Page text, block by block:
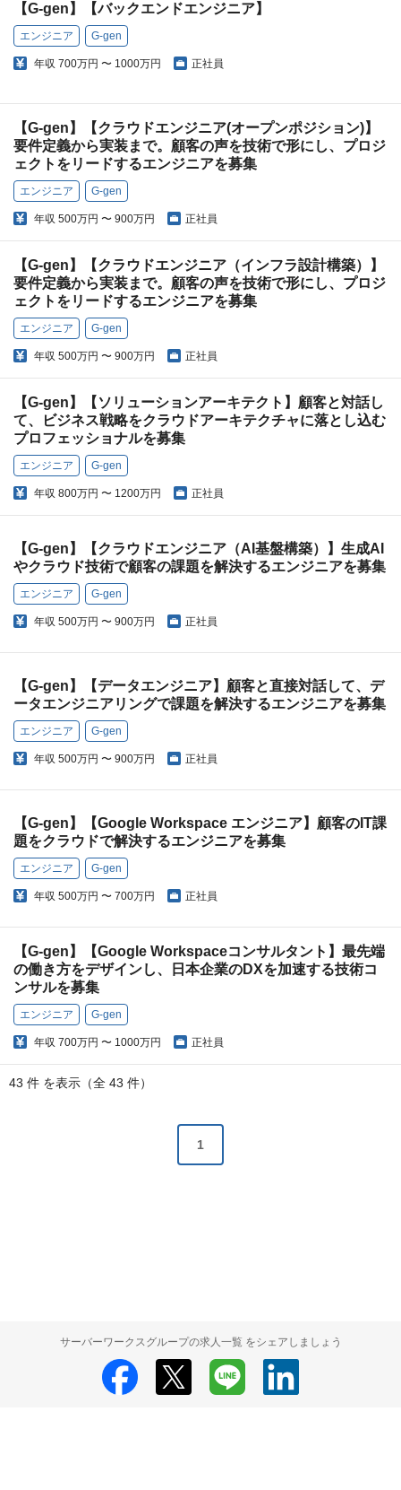
【G-gen】【バックエンドエンジニア】
エンジニア G-gen
年収 700万円 〜 1000万円 正社員
【G-gen】【クラウドエンジニア(オープンポジション)】
要件定義から実装まで。顧客の声を技術で形にし、プロジ
ェクトをリードするエンジニアを募集
エンジニア G-gen
年収 500万円 〜 900万円 正社員
【G-gen】【クラウドエンジニア（インフラ設計構築）】
要件定義から実装まで。顧客の声を技術で形にし、プロジ
ェクトをリードするエンジニアを募集
エンジニア G-gen
年収 500万円 〜 900万円 正社員
【G-gen】【ソリューションアーキテクト】顧客と対話し
て、ビジネス戦略をクラウドアーキテクチャに落とし込む
プロフェッショナルを募集
エンジニア G-gen
年収 800万円 〜 1200万円 正社員
【G-gen】【クラウドエンジニア（AI基盤構築）】生成AI
やクラウド技術で顧客の課題を解決するエンジニアを募集
エンジニア G-gen
年収 500万円 〜 900万円 正社員
【G-gen】【データエンジニア】顧客と直接対話して、デ
ータエンジニアリングで課題を解決するエンジニアを募集
エンジニア G-gen
年収 500万円 〜 900万円 正社員
【G-gen】【Google Workspace エンジニア】顧客のIT課
題をクラウドで解決するエンジニアを募集
エンジニア G-gen
年収 500万円 〜 700万円 正社員
【G-gen】【Google Workspaceコンサルタント】最先端
の働き方をデザインし、日本企業のDXを加速する技術コ
ンサルを募集
エンジニア G-gen
年収 700万円 〜 1000万円 正社員
43 件 を表示（全 43 件）
1
サーバーワークスグループの求人一覧 をシェアしましょう